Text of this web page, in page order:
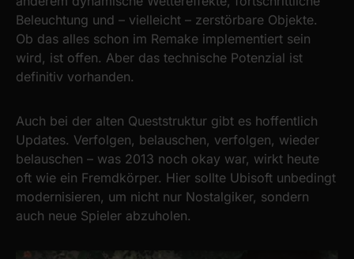
provide social media features and to analyse our traffic.
We also share information about your use of our site with
our social media, advertising and analytics partners who
may combine it with other information that you’ve
provided to them or that they’ve collected from your use
Beleuchtung und – vielleicht – zerstörbare Objekte.
Ob das alles schon im Remake implementiert sein
wird, ist offen. Aber das technische Potenzial ist
definitiv vorhanden.
Auch bei der alten Queststruktur gibt es hoffentlich
Updates. Verfolgen, belauschen, verfolgen, wieder
belauschen – was 2013 noch okay war, wirkt heute
oft wie ein Fremdkörper. Hier sollte Ubisoft unbedingt
modernisieren, um nicht nur Nostalgiker, sondern
auch neue Spieler abzuholen.